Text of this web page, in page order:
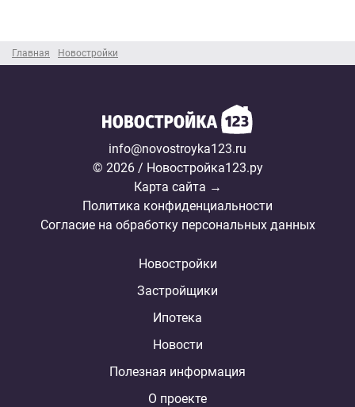
Главная Новостройки
info@novostroyka123.ru
© 2026 / Новостройка123.ру
Карта сайта →
Политика конфиденциальности
Согласие на обработку персональных данных
Новостройки
Застройщики
Ипотека
Новости
Полезная информация
О проекте